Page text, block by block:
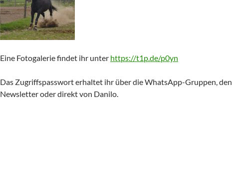
Eine Fotogalerie findet ihr unter https://t1p.de/p0yn
Das Zugriffspasswort erhaltet ihr über die WhatsApp-Gruppen, den
Newsletter oder direkt von Danilo.